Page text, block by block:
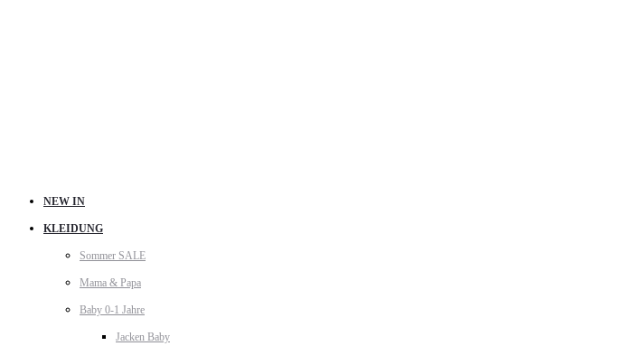
NEW IN
KLEIDUNG
Sommer SALE
Mama & Papa
Baby 0-1 Jahre
Jacken Baby